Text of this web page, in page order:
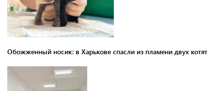
Обожженный носик: в Харькове спасли из пламени двух котят